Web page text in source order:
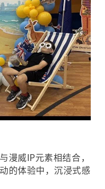
漫威IP元素相结合，
的体验中，沉浸式感